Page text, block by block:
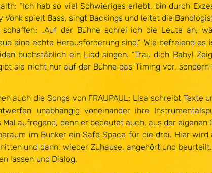
“Ich hab so viel Schwieriges erlebt, bin durch
Vonk spielt Bass, singt Backings und leitet die
„Auf der Bühne schrei ich die Leute an,
eine echte Herausforderung sind.“ Wie befreiend es
buchstäblich ein Lied singen. “Trau dich Baby!
sie nicht nur auf der Bühne das Timing vor,
auch die Songs von FRAUPAUL: Lisa schreibt Texte
unabhängig voneinander ihre
aufregend, denn er bedeutet auch, aus der
im Bunker ein Safe Space für die drei. Hier
und dann, wieder Zuhause, angehört und
lassen und Dialog.